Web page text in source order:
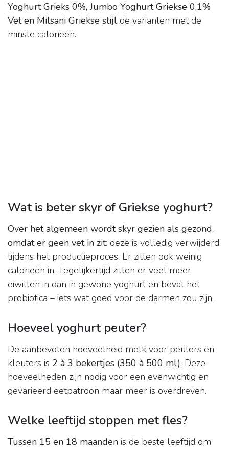
Yoghurt Grieks 0%, Jumbo Yoghurt Griekse 0,1%
Vet en Milsani Griekse stijl de varianten met de
minste calorieën.
Wat is beter skyr of Griekse yoghurt?
Over het algemeen wordt skyr gezien als gezond,
omdat er geen vet in zit: deze is volledig verwijderd
tijdens het productieproces. Er zitten ook weinig
calorieën in. Tegelijkertijd zitten er veel meer
eiwitten in dan in gewone yoghurt en bevat het
probiotica – iets wat goed voor de darmen zou zijn.
Hoeveel yoghurt peuter?
De aanbevolen hoeveelheid melk voor peuters en
kleuters is 2 à 3 bekertjes (350 à 500 ml). Deze
hoeveelheden zijn nodig voor een evenwichtig en
gevarieerd eetpatroon maar meer is overdreven.
Welke leeftijd stoppen met fles?
Tussen 15 en 18 maanden is de beste leeftijd om